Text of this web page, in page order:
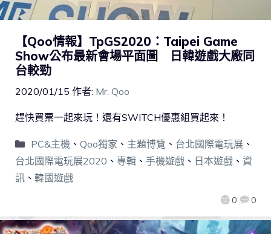
【Qoo情報】TpGS2020：Taipei Game
Show公布最新會場平面圖 日韓遊戲大廠同
台較勁
2020/01/15 作者: Mr. Qoo
0 0
趕快買票一起來玩！還有SWITCH優惠組買起來！
PC&主機 、 Qoo獨家 、 主題博覽 、 台北國際電玩展、
台北國際電玩展2020 、 專輯 、 手機遊戲 、 日本遊戲 、 資
訊 、 韓國遊戲